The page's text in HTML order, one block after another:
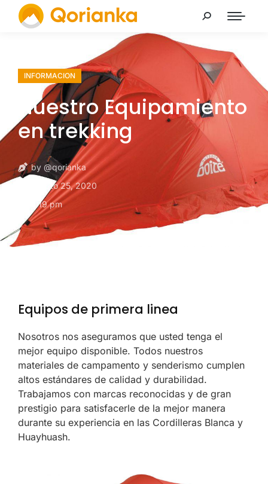
INFORMACION
Nuestro Equipamiento
en trekking
by @qorianka
agosto 25, 2020
5:19 pm
Equipos de primera linea
Nosotros nos aseguramos que usted tenga el
mejor equipo disponible. Todos nuestros
materiales de campamento y senderismo cumplen
altos estándares de calidad y durabilidad.
Trabajamos con marcas reconocidas y de gran
prestigio para satisfacerle de la mejor manera
durante su experiencia en las Cordilleras Blanca y
Huayhuash.